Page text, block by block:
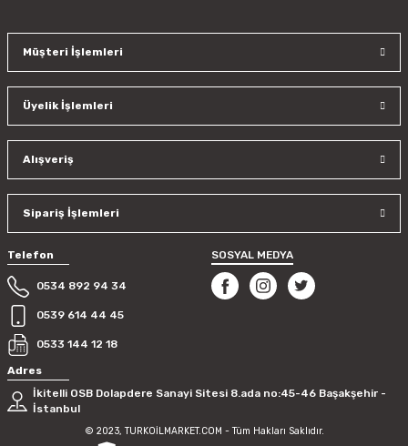
Müşteri İşlemleri
Üyelik İşlemleri
Alışveriş
Sipariş İşlemleri
Telefon
0534 892 94 34
0539 614 44 45
0533 144 12 18
SOSYAL MEDYA
Adres
İkitelli OSB Dolapdere Sanayi Sitesi 8.ada no:45-46 Başakşehir -
İstanbul
© 2023, TURKOİLMARKET.COM - Tüm Hakları Saklıdır.